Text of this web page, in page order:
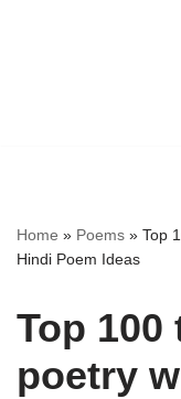
Home » Poems » Top
Hindi Poem Ideas
Top
poetry